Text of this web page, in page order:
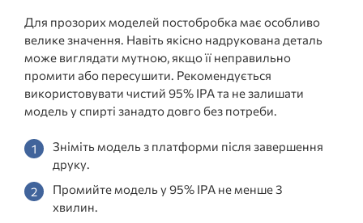
Для прозорих моделей постобробка має особливо
велике значення. Навіть якісно надрукована деталь
може виглядати мутною, якщо її неправильно
промити або пересушити. Рекомендується
використовувати чистий 95% IPA та не залишати
модель у спирті занадто довго без потреби.
Зніміть модель з платформи після завершення
друку.
Промийте модель у 95% IPA не менше 3
хвилин.